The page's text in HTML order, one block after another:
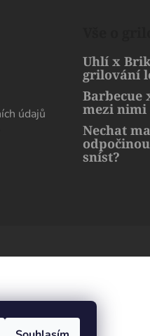
údajů
Uhlí x
grilování
Barbecue
mezi nimi
Nechat
sníst?